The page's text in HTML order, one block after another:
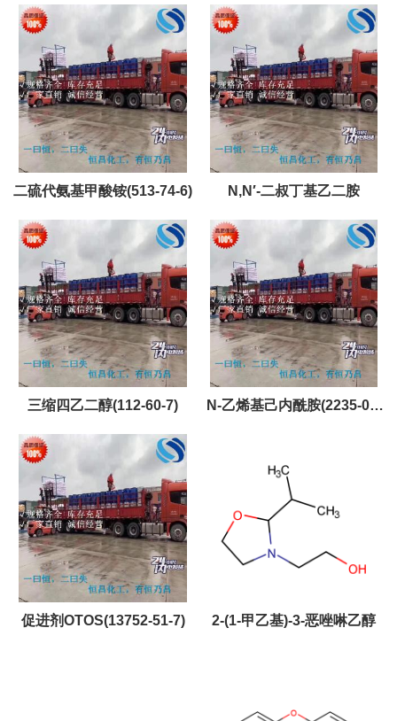
(61790-12-3)
二硫代氨基甲酸铵(513-74-6) N,N′-二叔丁基乙二胺
三缩四乙二醇(112-60-7) N-乙烯基己内酰胺(2235-00-
促进剂OTOS(13752-51-7) 2-(1-甲乙基)-3-恶唑啉乙醇